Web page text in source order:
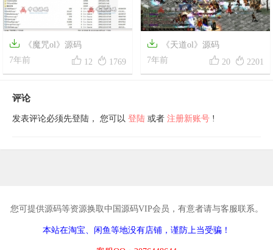

《魔咒ol》源码
7年前
 12  1769

《天道ol》源码
7年前
 20  2201
评论
发表评论必须先登陆， 您可以 登陆 或者 注册新账号 !
您可提供源码等资源换取中国源码VIP会员，有意者请与客服联系。
本站在淘宝、闲鱼等地没有店铺，谨防上当受骗！